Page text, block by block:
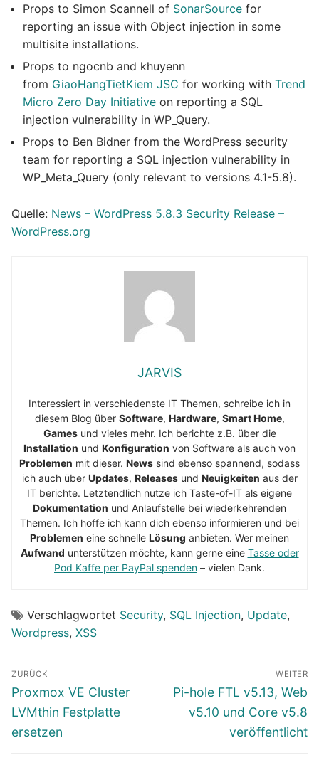
Props to Simon Scannell of SonarSource for
reporting an issue with Object injection in some
multisite installations.
Props to ngocnb and khuyenn
from GiaoHangTietKiem JSC for working with Trend
Micro Zero Day Initiative on reporting a SQL
injection vulnerability in WP_Query.
Props to Ben Bidner from the WordPress security
team for reporting a SQL injection vulnerability in
WP_Meta_Query (only relevant to versions 4.1-5.8).
Quelle: News – WordPress 5.8.3 Security Release –
WordPress.org
JARVIS
Interessiert in verschiedenste IT Themen, schreibe ich in
diesem Blog über Software, Hardware, Smart Home,
Gamesund vieles mehr. Ich berichte z.B. über die
Installation und Konfiguration von Software als auch von
Problemen mit dieser. News sind ebenso spannend, sodass
ich auch über Updates, Releasesund Neuigkeiten aus der
IT berichte. Letztendlich nutze ich Taste-of-IT als eigene
Dokumentation und Anlaufstelle bei wiederkehrenden
Themen. Ich hoffe ich kann dich ebenso informieren und bei
Problemen eine schnelle Lösung anbieten. Wer meinen
Aufwand unterstützen möchte, kann gerne eine Tasse oder
Pod Kaffe per PayPal spenden – vielen Dank.
Verschlagwortet Security, SQL Injection, Update,
Wordpress, XSS
Beitragsnavigation
ZURÜCK
Vorheriger
Beitrag:
Proxmox VE Cluster
LVMthin Festplatte
ersetzen
WEITER
Nächster
Beitrag:
Pi-hole FTL v5.13, Web
v5.10 und Core v5.8
veröffentlicht